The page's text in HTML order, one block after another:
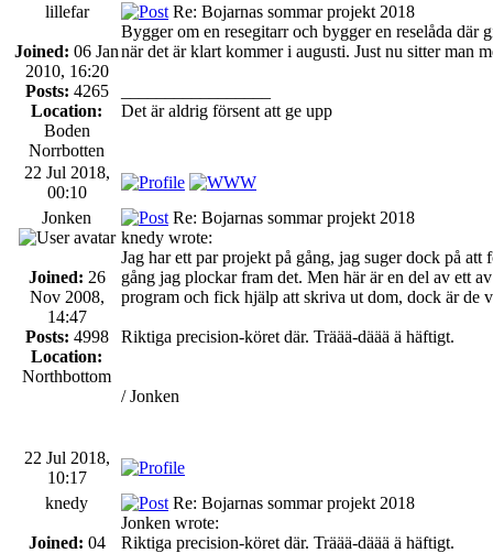
lillefar
Joined: 06 Jan
2010, 16:20
Posts: 4265
Location:
Boden
Norrbotten
Re: Bojarnas sommar projekt 2018
Bygger om en resegitarr och bygger en reselåda
när det är klart kommer i augusti. Just nu sitter man
Det är aldrig försent att ge upp
22 Jul 2018,
00:10
Jonken
Joined: 26
Nov 2008,
14:47
Posts: 4998
Location:
Northbottom
Re: Bojarnas sommar projekt 2018
knedy wrote:
Jag har ett par projekt på gång, jag suger dock på
gång jag plockar fram det. Men här är en del av ett
program och fick hjälp att skriva ut dom, dock är de
Riktiga precision-köret där. Träää-däää ä häftigt.
/ Jonken
22 Jul 2018,
10:17
knedy
Joined: 04
Re: Bojarnas sommar projekt 2018
Jonken wrote:
Riktiga precision-köret där. Träää-däää ä häftigt.